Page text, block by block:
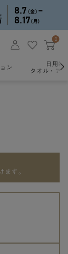
0
ン
日用雑
タオル・ア
ます。